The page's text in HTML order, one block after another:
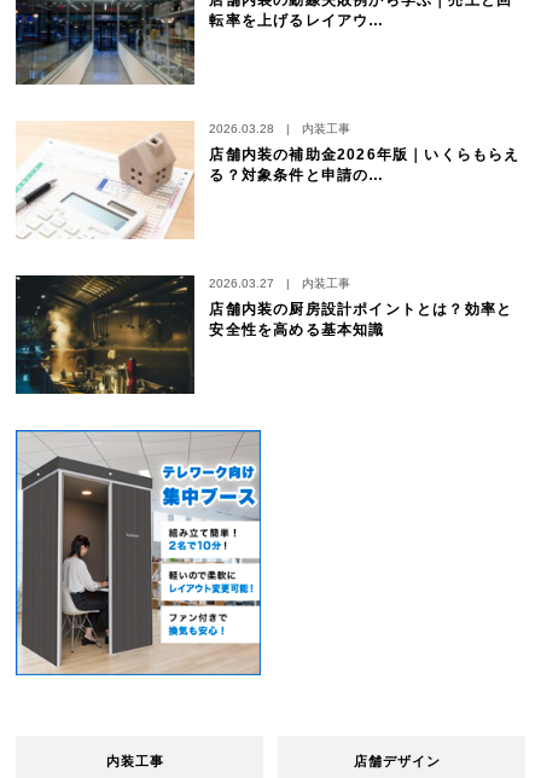
転率を上げるレイアウ…
2026.03.28 | 内装工事
店舗内装の補助金2026年版｜いくらもらえ
る？対象条件と申請の…
2026.03.27 | 内装工事
店舗内装の厨房設計ポイントとは？効率と
安全性を高める基本知識
内装工事 店舗デザイン